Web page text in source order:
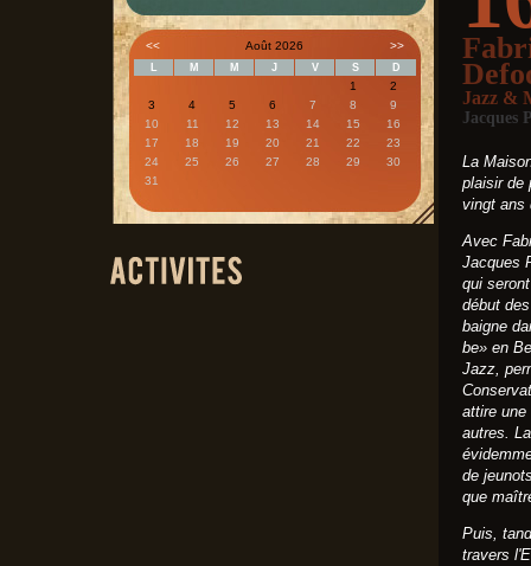
<< Août 2026 >>
L M M J V S D
1
2
3
4 5 6 7 8
9
10
11 12 13 14 15
16
17
18 19 20 21 22
23
24
25 26 27 28 29
30
31
Jazz &
Jacques
La
plaisir de
vingt
Avec
Jacques
qui
début
baigne
be» en
Jazz,
attire
autres.
de
que
Puis,
travers